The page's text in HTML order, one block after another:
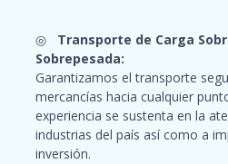
◎ Transporte de Carga
Sobrepesada:
Garantizamos el transporte
mercancías hacia cualquier
experiencia se sustenta en la
industrias del país así como a
inversión.